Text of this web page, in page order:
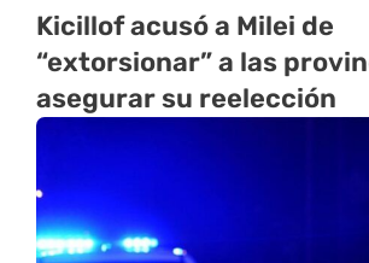
Kicillof acusó a Milei de
“extorsionar” a las
asegurar su reelección